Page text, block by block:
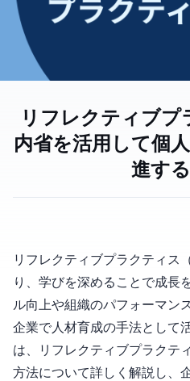
リフレクティブプ
内省を活用して個
進す
リフレクティブプラクティス（
り、学びを深めることで成長
ル向上や組織のパフォーマン
企業で人材育成の手法として
は、リフレクティブプラクテ
方法について詳しく解説し、